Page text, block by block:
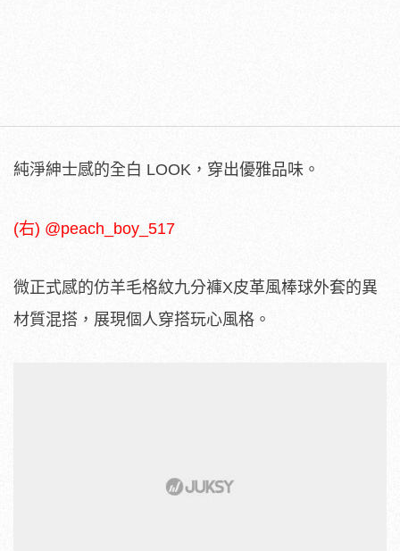
純淨紳士感的全白 LOOK，穿出優雅品味。
(右) @peach_boy_517
微正式感的仿羊毛格紋九分褲X皮革風棒球外套的異
材質混搭，展現個人穿搭玩心風格。